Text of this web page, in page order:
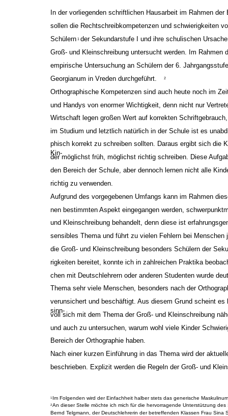
In der vorliegenden schriftlichen Hausarbeit im Rahmen
sollen die Rechtschreibkompetenzen und ­schwierigkeiten
Schülern 1 der Sekundarstufe I und ihre schulischen
Groß- und Kleinschreibung untersucht werden. Im Rahmen
empirische Untersuchung an Schülern der 6.
Georgianum in Vreden durchgeführt.
2
Orthographische Kompetenzen sind auch heute noch im
und Handys von enormer Wichtigkeit, denn nicht nur
Wirtschaft legen großen Wert auf korrekten
im Studium und letztlich natürlich in der Schule ist es
phisch korrekt zu schreiben sollten. Daraus ergibt sich die
Kin-
der möglichst früh, möglichst richtig schreiben. Diese
den Bereich der Schule, aber dennoch lernen nicht alle
richtig zu verwenden.
Aufgrund des vorgegebenen Umfangs kann im Rahmen
nen bestimmten Aspekt eingegangen werden,
und Kleinschreibung behandelt, denn diese ist
sensibles Thema und führt zu vielen Fehlern bei Menschen
die Groß- und Kleinschreibung besonders Schülern der
rigkeiten bereitet, konnte ich in zahlreichen Praktika
chen mit Deutschlehrern oder anderen Studenten wurde
Thema sehr viele Menschen, besonders nach der
verunsichert und beschäftigt. Aus diesem Grund scheint es
sinn-
voll sich mit dem Thema der Groß- und Kleinschreibung
und auch zu untersuchen, warum wohl viele Kinder
Bereich der Orthographie haben.
Nach einer kurzen Einführung in das Thema wird der
beschrieben. Explizit werden die Regeln der Groß- und
1 Im Folgenden wird der Einfachheit halber stets das generische
2An dieser Stelle möchte ich mich für die hervorragende Unterstützung des
Bernd Telgmann, der Deutschlehrerin der betreffenden Klassen Frau Sina